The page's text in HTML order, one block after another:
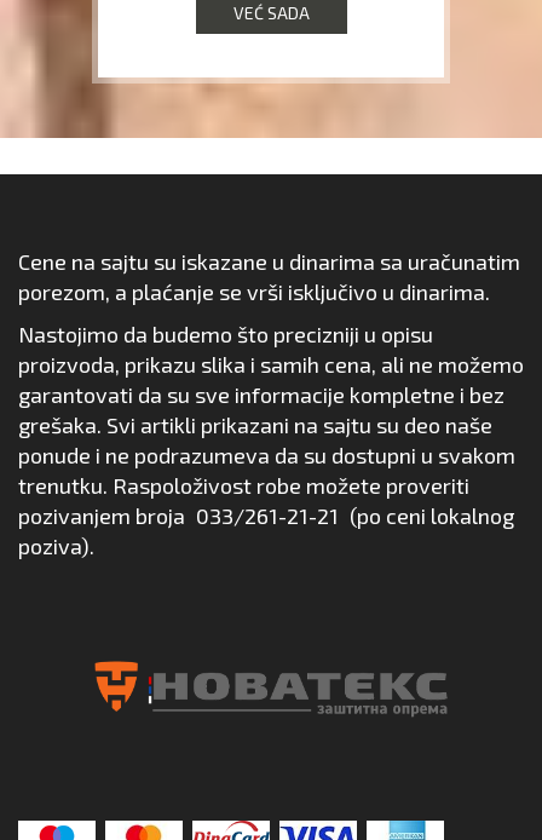
VEĆ SADA
Cene na sajtu su iskazane u dinarima sa uračunatim
porezom, a plaćanje se vrši isključivo u dinarima.
Nastojimo da budemo što precizniji u opisu
proizvoda, prikazu slika i samih cena, ali ne možemo
garantovati da su sve informacije kompletne i bez
grešaka. Svi artikli prikazani na sajtu su deo naše
ponude i ne podrazumeva da su dostupni u svakom
trenutku. Raspoloživost robe možete proveriti
pozivanjem broja 033/261-21-21 (po ceni lokalnog
poziva).